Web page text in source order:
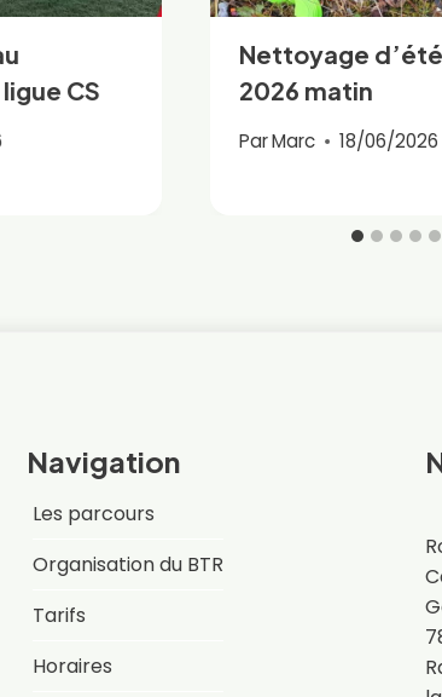
CS
Nettoyage
2026 matin
ParMarc 18/06/2026
Navigation
Les parcours
Organisation du BTR
Tarifs
Horaires